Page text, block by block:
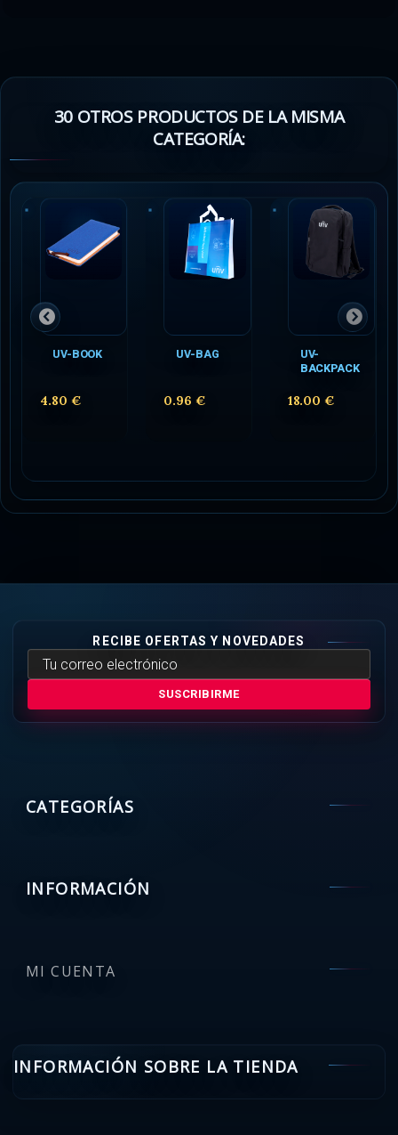
30 OTROS PRODUCTOS DE LA MISMA
CATEGORÍA:
UV-BOOK
4.80 €
UV-BAG
0.96 €
UV-
BACKPACK
18.00 €
RECIBE OFERTAS Y NOVEDADES
SUSCRIBIRME
CATEGORÍAS
INFORMACIÓN
MI CUENTA
INFORMACIÓN SOBRE LA TIENDA